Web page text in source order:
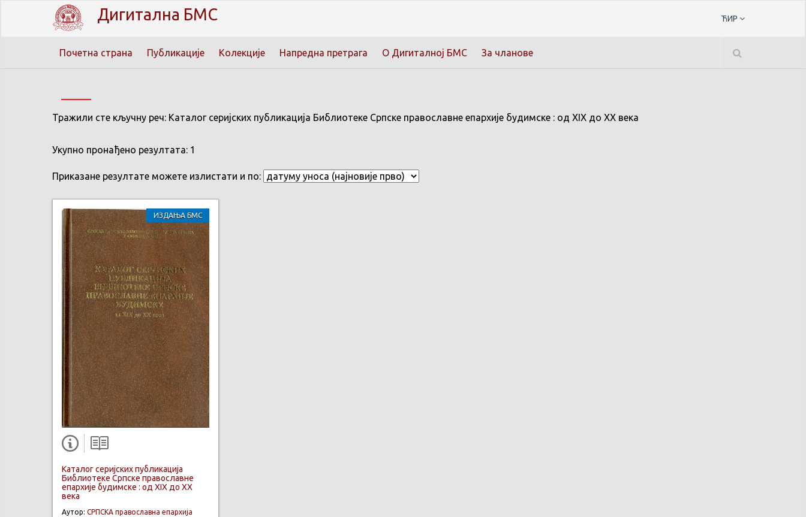
Дигитална БМС ЋИР
Почетна страна Публикације Колекције Напредна претрага О Дигиталној БМС За чланове
Тражили сте кључну реч: Каталог серијских публикација Библиотеке Српске православне епархије будимске : од XIX до XX века
Укупно пронађено резултата: 1
Приказане резултате можете излистати и по:
ИЗДАЊА БМС
Каталог серијских публикација
Библиотеке Српске православне
епархије будимске : од XIX до XX
века
Аутор: СРПСКА православна епархија